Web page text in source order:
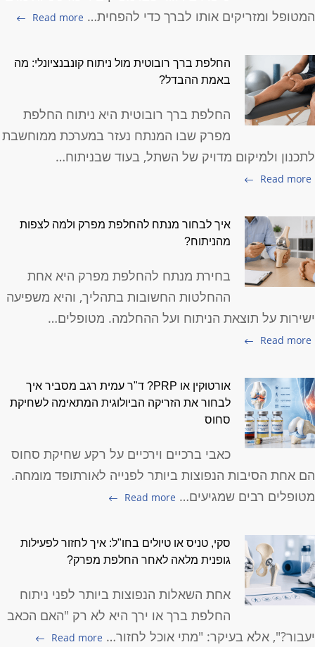
המטופל ומזריקים אותו לברך כדי להפחית… Read more
החלפת ברך רובוטית מול ניתוח קונבנציונלי: מה
באמת ההבדל?
החלפת ברך רובוטית היא ניתוח החלפת
מפרק שבו המנתח נעזר במערכת ממוחשבת
לתכנון ולמיקום מדויק של השתל, בעוד שבניתוח…
Read more
איך לבחור מנתח להחלפת מפרק ולמה לצפות
מהניתוח?
בחירת מנתח להחלפת מפרק היא אחת
ההחלטות החשובות בתהליך, והיא משפיעה
ישירות על תוצאת הניתוח ועל ההחלמה. מטופלים…
Read more
אורטוקין או PRP? ד"ר עמית רגב מסביר איך
לבחור את הזריקה הביולוגית המתאימה לשחיקת
סחוס
כאבי ברכיים וירכיים על רקע שחיקת סחוס
הם אחת הסיבות הנפוצות ביותר לפנייה לאורתופד מומחה.
מטופלים רבים שמגיעים… Read more
סקי, טניס או טיולים בחו"ל: איך לחזור לפעילות
גופנית מלאה לאחר החלפת מפרק?
אחת השאלות הנפוצות ביותר לפני ניתוח
החלפת ברך או ירך היא לא רק "האם הכאב
יעבור?", אלא בעיקר: "מתי אוכל לחזור… Read more